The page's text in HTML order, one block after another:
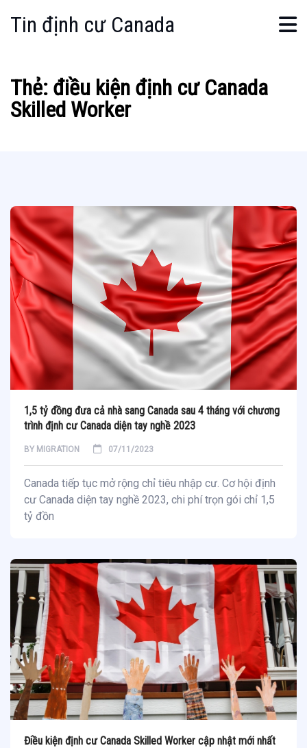
Tin định cư Canada
Thẻ: điều kiện định cư Canada
Skilled Worker
1,5 tỷ đồng đưa cả nhà sang Canada sau 4 tháng với chương
trình định cư Canada diện tay nghề 2023
BY MIGRATION 07/11/2023
Canada tiếp tục mở rộng chỉ tiêu nhập cư. Cơ hội định
cư Canada diện tay nghề 2023, chi phí trọn gói chỉ 1,5
tỷ đồn
Điều kiện định cư Canada Skilled Worker cập nhật mới nhất